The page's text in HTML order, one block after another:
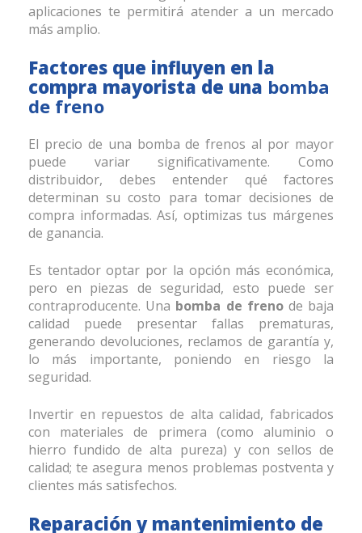
aplicaciones te permitirá atender a un mercado
más amplio.
Factores que influyen en la
compra mayorista de una bomba
de freno
El precio de una bomba de frenos al por mayor
puede variar significativamente. Como
distribuidor, debes entender qué factores
determinan su costo para tomar decisiones de
compra informadas. Así, optimizas tus márgenes
de ganancia.
Es tentador optar por la opción más económica,
pero en piezas de seguridad, esto puede ser
contraproducente. Una bomba de frenode baja
calidad puede presentar fallas prematuras,
generando devoluciones, reclamos de garantía y,
lo más importante, poniendo en riesgo la
seguridad.
Invertir en repuestos de alta calidad, fabricados
con materiales de primera (como aluminio o
hierro fundido de alta pureza) y con sellos de
calidad; te asegura menos problemas postventa y
clientes más satisfechos.
Reparación y mantenimiento de